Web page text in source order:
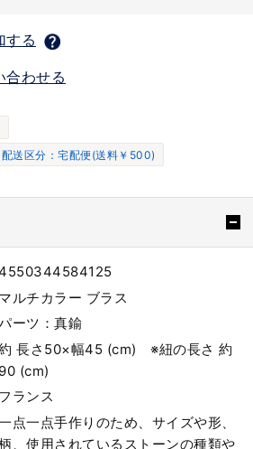
する
合わせる
配送区分：宅配便(送料￥500)
マルチカラー ブラス
ーツ：真鍮
長さ50×幅45 (cm) ※紐の長さ 約
90 (cm)
フランス
点一点手作りのため、サイズや形、
、使用されているストーンの種類や